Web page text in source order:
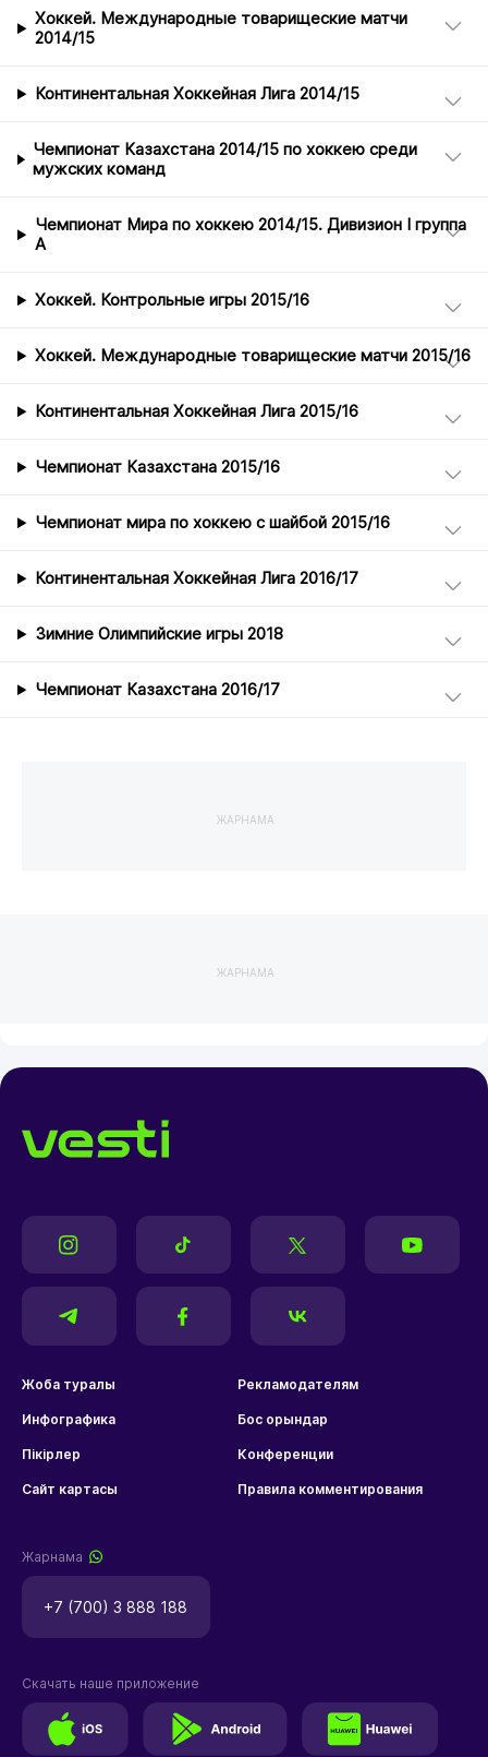
Хоккей. Международные товарищеские матчи
2014/15
Континентальная Хоккейная Лига 2014/15
Чемпионат Казахстана 2014/15 по хоккею среди
мужских команд
Чемпионат Мира по хоккею 2014/15. Дивизион I группа
А
Хоккей. Контрольные игры 2015/16
Хоккей. Международные товарищеские матчи 2015/16
Континентальная Хоккейная Лига 2015/16
Чемпионат Казахстана 2015/16
Чемпионат мира по хоккею с шайбой 2015/16
Континентальная Хоккейная Лига 2016/17
Зимние Олимпийские игры 2018
Чемпионат Казахстана 2016/17
ЖАРНАМА
ЖАРНАМА
Жоба туралы Рекламодателям
Инфографика Бос орындар
Пікірлер Конференции
Сайт картасы Правила комментирования
Жарнама
+7 (700) 3 888 188
Скачать наше приложение